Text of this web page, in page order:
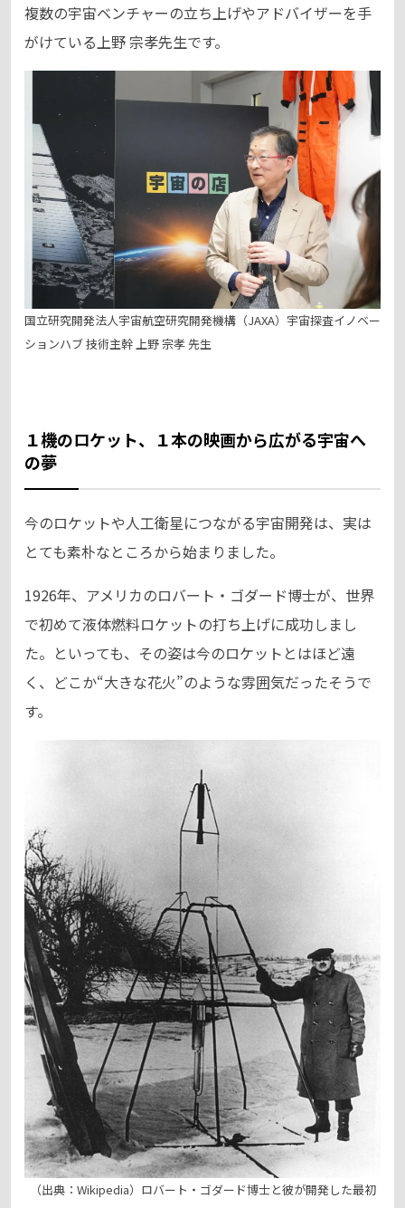
複数の宇宙ベンチャーの立ち上げやアドバイザーを手
がけている上野 宗孝先生です。
国立研究開発法人宇宙航空研究開発機構（JAXA）宇宙探査イノベー
ションハブ 技術主幹 上野 宗孝 先生
１機のロケット、１本の映画から広がる宇宙へ
の夢
今のロケットや人工衛星につながる宇宙開発は、実は
とても素朴なところから始まりました。
1926年、アメリカのロバート・ゴダード博士が、世界
で初めて液体燃料ロケットの打ち上げに成功しまし
た。といっても、その姿は今のロケットとはほど遠
く、どこか“大きな花火”のような雰囲気だったそうで
す。
（出典：Wikipedia）ロバート・ゴダード博士と彼が開発した最初